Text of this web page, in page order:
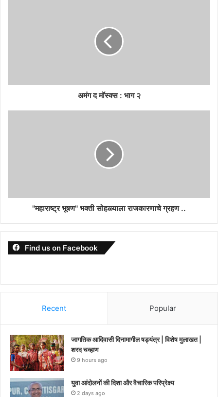
अमंग द मॉस्क्स : भाग २
"महाराष्ट्र भूषण" भक्ती सोहळ्याला राजकारणाचे ग्रहण ..
Find us on Facebook
Recent Popular
जागतिक आदिवासी दिनामागील षड्यंत्र | विशेष मुलाखत |
शरद चव्हाण
9 hours ago
युवा आंदोलनों की दिशा और वैचारिक परिप्रेक्ष्य
2 days ago